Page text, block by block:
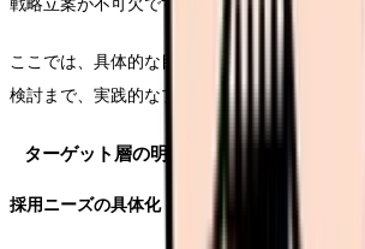
戦略立案が不可欠です。
ここでは、具体的な目標設定からターゲット
検討まで、実践的なプロセスについて詳しく解
ターゲット層の明確化と分析
採用ニーズの具体化